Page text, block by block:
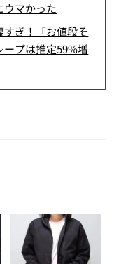
ウマかった
すぎ！「お値段そ
プは推定59%増